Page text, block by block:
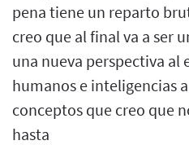
pena tiene un reparto
creo que al final va a ser
una nueva perspectiva
humanos e inteligencias
conceptos que creo que
hasta